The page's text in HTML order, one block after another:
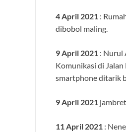
4 April 2021 :
dibobol maling.
9 April 2021 : Nurul
Komunikasi di Jalan
smartphone ditarik
9 April 2021
11 April 2021 :